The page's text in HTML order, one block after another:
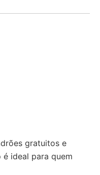
gratuitos e
ideal para quem